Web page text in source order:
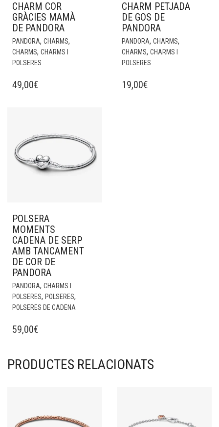
CHARM COR
GRÀCIES MAMÀ
DE PANDORA
PANDORA, CHARMS,
CHARMS, CHARMS I
POLSERES
49,00€
CHARM PETJADA
DE GOS DE
PANDORA
PANDORA, CHARMS,
CHARMS, CHARMS I
POLSERES
19,00€
POLSERA
MOMENTS
CADENA DE SERP
AMB TANCAMENT
DE COR DE
PANDORA
PANDORA, CHARMS I
POLSERES, POLSERES,
POLSERES DE CADENA
59,00€
PRODUCTES RELACIONATS